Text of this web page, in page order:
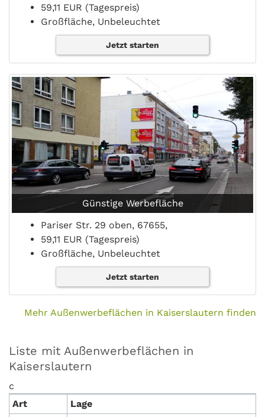
59,11 EUR (Tagespreis)
Großfläche, Unbeleuchtet
Jetzt starten
Günstige Werbefläche
Pariser Str. 29 oben, 67655,
59,11 EUR (Tagespreis)
Großfläche, Unbeleuchtet
Jetzt starten
Mehr Außenwerbeflächen in Kaiserslautern finden
Liste mit Außenwerbeflächen in
Kaiserslautern
c
Art
Lage